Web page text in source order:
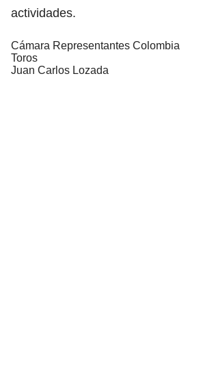
actividades.
Cámara Representantes Colombia
Toros
Juan Carlos Lozada